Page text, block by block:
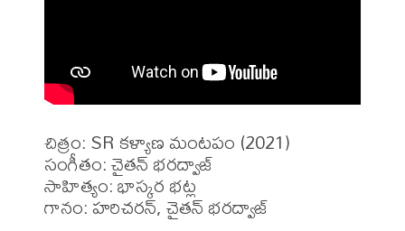
చిత్రం: SR కళ్యాణ మంటపం (2021)
సంగీతం: చైతన్ భరద్వాజ్
సాహిత్యం: భాస్కర భట్ల
గానం: హరిచరన్, చైతన్ భరద్వాజ్